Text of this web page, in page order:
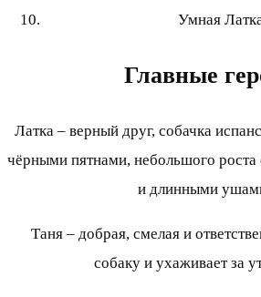
Умная
Главные
Латка – верный друг, собачка
чёрными пятнами, небольшого роста
и длинными
Таня – добрая, смелая и
собаку и ухаживает за